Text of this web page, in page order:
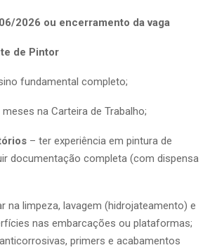
2026 ou encerramento da vaga
de Pintor
fundamental completo;
meses na Carteira de Trabalho;
– ter experiência em pintura de
documentação completa (com dispensa
na limpeza, lavagem (hidrojateamento) e
nas embarcações ou plataformas;
primers e acabamentos